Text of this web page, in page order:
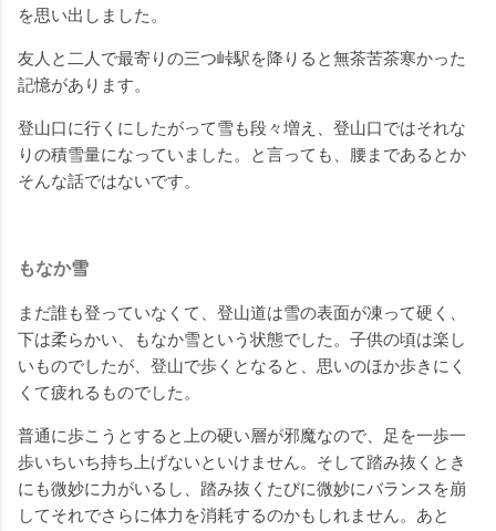
を思い出しました。
友人と二人で最寄りの三つ峠駅を降りると無茶苦茶寒かった
記憶があります。
登山口に行くにしたがって雪も段々増え、登山口ではそれな
りの積雪量になっていました。と言っても、腰まであるとか
そんな話ではないです。
もなか雪
まだ誰も登っていなくて、登山道は雪の表面が凍って硬く、
下は柔らかい、もなか雪という状態でした。子供の頃は楽し
いものでしたが、登山で歩くとなると、思いのほか歩きにく
くて疲れるものでした。
普通に歩こうとすると上の硬い層が邪魔なので、足を一歩一
歩いちいち持ち上げないといけません。そして踏み抜くとき
にも微妙に力がいるし、踏み抜くたびに微妙にバランスを崩
してそれでさらに体力を消耗するのかもしれません。あと